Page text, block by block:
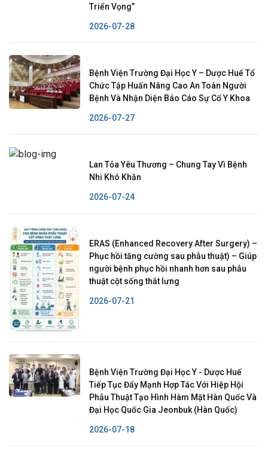
Triển Vọng”
2026-07-28
Bệnh Viện Trường Đại Học Y – Dược Huế Tổ
Chức Tập Huấn Nâng Cao An Toàn Người
Bệnh Và Nhận Diện Báo Cáo Sự Cố Y Khoa
2026-07-27
Lan Tỏa Yêu Thương – Chung Tay Vì Bệnh
Nhi Khó Khăn
2026-07-24
ERAS (Enhanced Recovery After Surgery) –
Phục hồi tăng cường sau phẫu thuật) – Giúp
người bệnh phục hồi nhanh hơn sau phẫu
thuật cột sống thắt lưng
2026-07-21
Bệnh Viện Trường Đại Học Y - Dược Huế
Tiếp Tục Đẩy Mạnh Hợp Tác Với Hiệp Hội
Phẫu Thuật Tạo Hình Hàm Mặt Hàn Quốc Và
Đại Học Quốc Gia Jeonbuk (Hàn Quốc)
2026-07-18